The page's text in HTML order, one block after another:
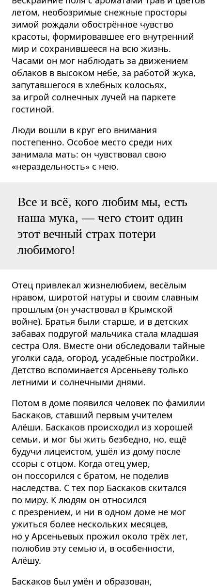
летом, необозримые снежные просторы
зимой рождали обострённое чувство
красоты, формировавшее его внутренний
мир и сохранившееся на всю жизнь.
Часами он мог наблюдать за движением
облаков в высоком небе, за работой жука,
запутавшегося в хлебных колосьях,
за игрой солнечных лучей на паркете
гостиной.
Люди вошли в круг его внимания
постепенно. Особое место среди них
занимала мать: он чувствовал свою
«нераздельность» с нею.
Все и всё, кого любим мы, есть
наша мука, — чего стоит один
этот вечный страх потери
любимого!
Отец привлекал жизнелюбием, весёлым
нравом, широтой натуры и своим славным
прошлым (он участвовал в Крымской
войне). Братья были старше, и в детских
забавах подругой мальчика стала младшая
сестра Оля. Вместе они обследовали тайные
уголки сада, огород, усадебные постройки.
Детство вспоминается Арсеньеву только
летними и солнечными днями.
Потом в доме появился человек по фамилии
Баскаков, ставший первым учителем
Алёши. Баскаков происходил из хорошей
семьи, и мог бы жить безбедно, но, ещё
будучи лицеистом, ушёл из дому после
ссоры с отцом. Когда отец умер,
он поссорился с братом, не поделив
наследства. С тех пор Баскаков скитался
по миру. К людям он относился
с презрением, и ни в одном доме не мог
ужиться более нескольких месяцев,
но у Арсеньевых прожил около трёх лет,
полюбив эту семью и, в особенности,
Алёшу.
Баскаков был умён и образован,